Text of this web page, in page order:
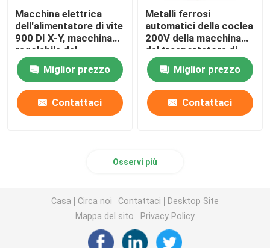
Macchina elettrica
dell'alimentatore di vite
900 DI X-Y, macchina
regolabile del
trasportatore di vite
Miglior prezzo
Contattaci
Metalli ferrosi
automatici della coclea
200V della macchina
del trasportatore di
vite
Miglior prezzo
Contattaci
Osservi più
Casa Circa noi Contattaci
Desktop Site
Mappa del sito
Privacy Policy